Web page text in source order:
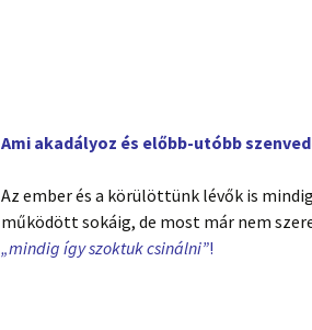
Ami akadályoz és előbb-utóbb
Az ember és a körülöttünk lévők is
működött sokáig, de most már nem
„mindig így szoktuk csinálni”!